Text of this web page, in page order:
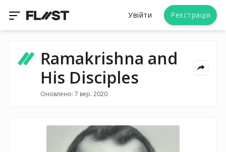
Увійти Реєстрація
Ramakrishna and
His Disciples
Оновлено: 7 вер. 2020